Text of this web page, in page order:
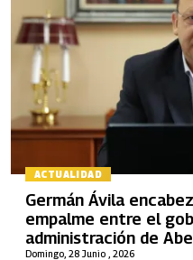
ACTUALIDAD
Domingo, 28 Junio , 2026
Germán Ávila
empalme entre el
administración de